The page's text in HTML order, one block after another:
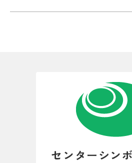
センターシン